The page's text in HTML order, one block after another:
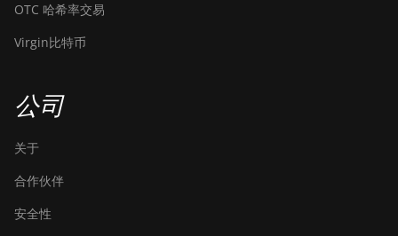
OTC 哈希率交易
Virgin比特币
公司
关于
合作伙伴
安全性